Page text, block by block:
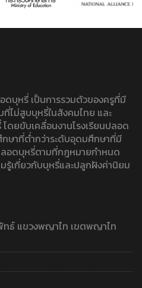
ดบุหรี่ เป็นการรวมตัวของครูที่มี
ที่ไม่สูบบุหรี่ในสังคมไทย และ
ดยขับเคลื่อนงานโรงเรียนปลอด
ษาที่ต่ำกว่าระดับอุดมศึกษาที่มี
ลอดบุหรี่ตามที่กฎหมายกำหนด
รู้เกี่ยวกับบุหรี่และปลูกฝังค่านิยม
ทธ์ แขวงพญาไท เขตพญาไท